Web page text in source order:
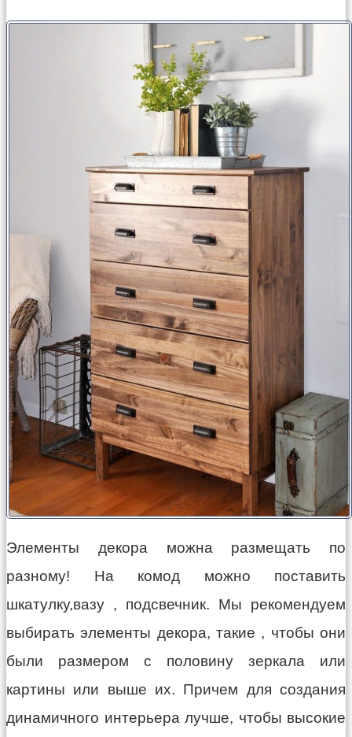
Элементы декора можна размещать по
разному! На комод можно поставить
шкатулку,вазу , подсвечник. Мы рекомендуем
выбирать элементы декора, такие , чтобы они
были размером с половину зеркала или
картины или выше их. Причем для создания
динамичного интерьера лучше, чтобы высокие